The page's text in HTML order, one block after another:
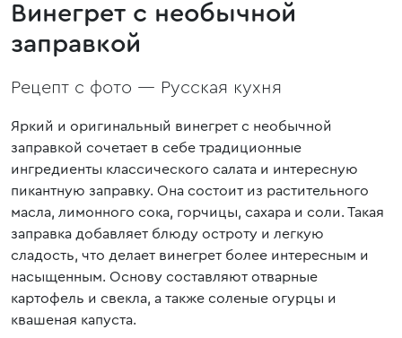
Винегрет с необычной
заправкой
Рецепт с фото — Русская кухня
Яркий и оригинальный винегрет с необычной
заправкой сочетает в себе традиционные
ингредиенты классического салата и интересную
пикантную заправку. Она состоит из растительного
масла, лимонного сока, горчицы, сахара и соли. Такая
заправка добавляет блюду остроту и легкую
сладость, что делает винегрет более интересным и
насыщенным. Основу составляют отварные
картофель и свекла, а также соленые огурцы и
квашеная капуста.